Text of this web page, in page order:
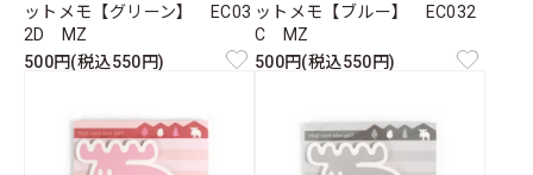
ットメモ【グリーン】 EC03
2D MZ
500円(税込550円)
ットメモ【ブルー】 EC032
C MZ
500円(税込550円)